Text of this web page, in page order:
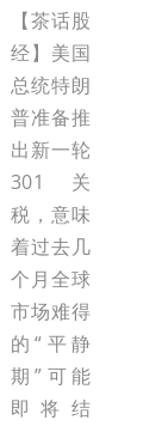
【茶话股
经】美国
总统特朗
普准备推
出新一轮
301关
税，意味
着过去几
个月全球
市场难得
的“平静
期”可能
即将结